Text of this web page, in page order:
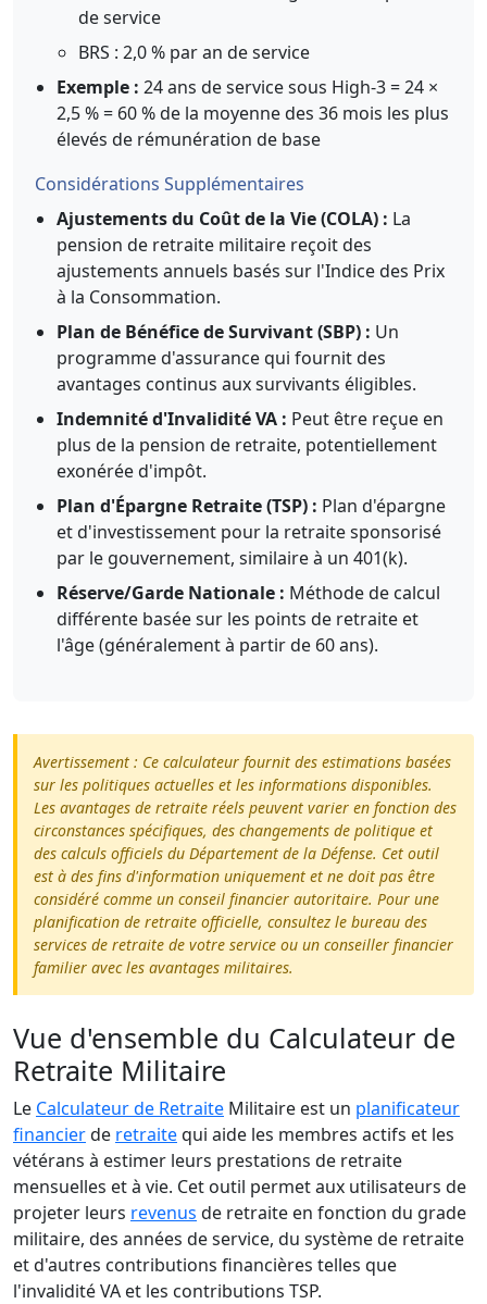
de service
BRS : 2,0 % par an de service
Exemple : 24 ans de service sous High-3 = 24 ×
2,5 % = 60 % de la moyenne des 36 mois les plus
élevés de rémunération de base
Considérations Supplémentaires
Ajustements du Coût de la Vie (COLA) : La
pension de retraite militaire reçoit des
ajustements annuels basés sur l'Indice des Prix
à la Consommation.
Plan de Bénéfice de Survivant (SBP) : Un
programme d'assurance qui fournit des
avantages continus aux survivants éligibles.
Indemnité d'Invalidité VA : Peut être reçue en
plus de la pension de retraite, potentiellement
exonérée d'impôt.
Plan d'Épargne Retraite (TSP) : Plan d'épargne
et d'investissement pour la retraite sponsorisé
par le gouvernement, similaire à un 401(k).
Réserve/Garde Nationale : Méthode de calcul
différente basée sur les points de retraite et
l'âge (généralement à partir de 60 ans).
Avertissement : Ce calculateur fournit des estimations basées
sur les politiques actuelles et les informations disponibles.
Les avantages de retraite réels peuvent varier en fonction des
circonstances spécifiques, des changements de politique et
des calculs officiels du Département de la Défense. Cet outil
est à des fins d'information uniquement et ne doit pas être
considéré comme un conseil financier autoritaire. Pour une
planification de retraite officielle, consultez le bureau des
services de retraite de votre service ou un conseiller financier
familier avec les avantages militaires.
Vue d'ensemble du Calculateur de
Retraite Militaire
Le Calculateur de Retraite Militaire est un planificateur
financierde retraitequi aide les membres actifs et les
vétérans à estimer leurs prestations de retraite
mensuelles et à vie. Cet outil permet aux utilisateurs de
projeter leurs revenus de retraite en fonction du grade
militaire, des années de service, du système de retraite
et d'autres contributions financières telles que
l'invalidité VA et les contributions TSP.